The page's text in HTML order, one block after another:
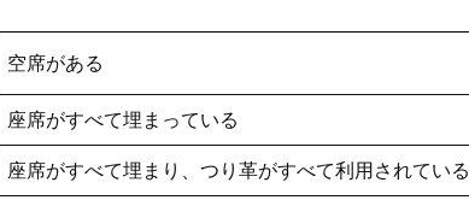
空席がある
座席がすべて埋まっている
座席がすべて埋まり、つり革がすべて利用されている